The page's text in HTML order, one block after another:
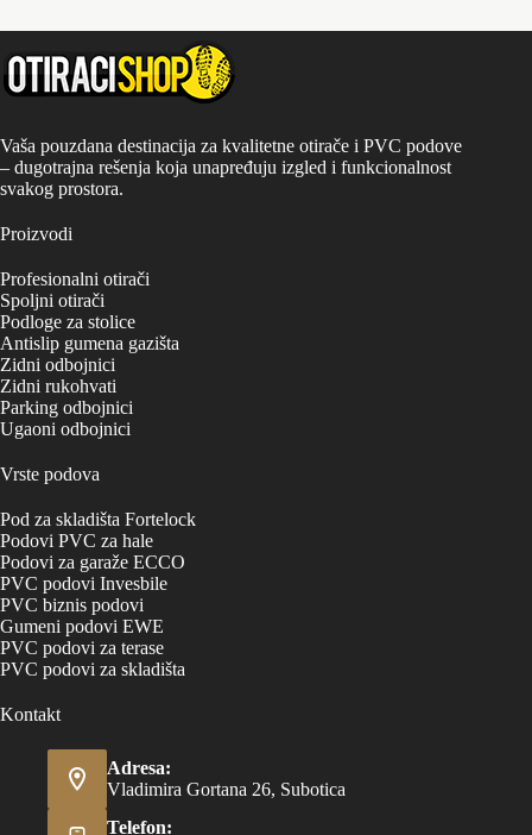
Vaša pouzdana destinacija za kvalitetne otirače i PVC podove
– dugotrajna rešenja koja unapređuju izgled i funkcionalnost
svakog prostora.
Proizvodi
Profesionalni otirači
Spoljni otirači
Podloge za stolice
Antislip gumena gazišta
Zidni odbojnici
Zidni rukohvati
Parking odbojnici
Ugaoni odbojnici
Vrste podova
Pod za skladišta Fortelock
Podovi PVC za hale
Podovi za garaže ECCO
PVC podovi Invesbile
PVC biznis podovi
Gumeni podovi EWE
PVC podovi za terase
PVC podovi za skladišta
Kontakt
Adresa:
Vladimira Gortana 26, Subotica
Telefon: